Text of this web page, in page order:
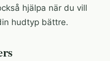
hjälpa när du vill
hudtyp bättre.